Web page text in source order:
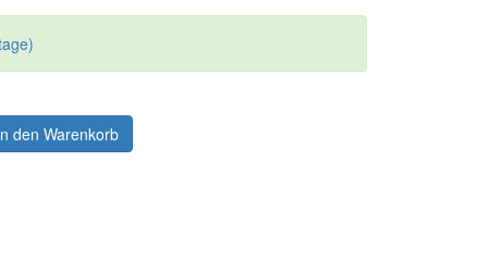
den Warenkorb